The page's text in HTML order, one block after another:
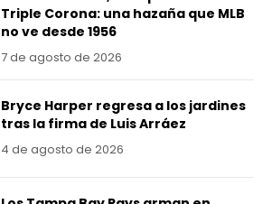
Triple Corona: una hazaña que MLB
no ve desde 1956
7 de agosto de 2026
Bryce Harper regresa a los jardines
tras la firma de Luis Arráez
4 de agosto de 2026